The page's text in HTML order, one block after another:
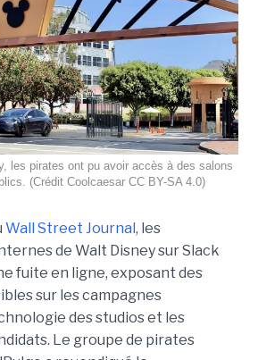
les pirates ont pu avoir accès à des salons
(Crédit Coolcaesar CC BY-SA 4.0)
Wall Street Journal , les
de Walt Disney sur Slack
fuite en ligne, exposant des
sur les campagnes
des studios et les
Le groupe de pirates